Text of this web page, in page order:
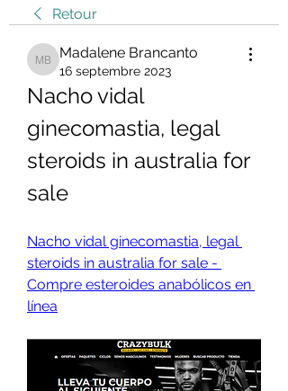
Retour
Madalene Brancanto
Madalene Brancanto
16 septembre 2023
Nacho vidal
ginecomastia, legal
steroids in australia for
sale
Nacho vidal ginecomastia, legal
steroids in australia for sale -
Compre esteroides anabólicos en
línea